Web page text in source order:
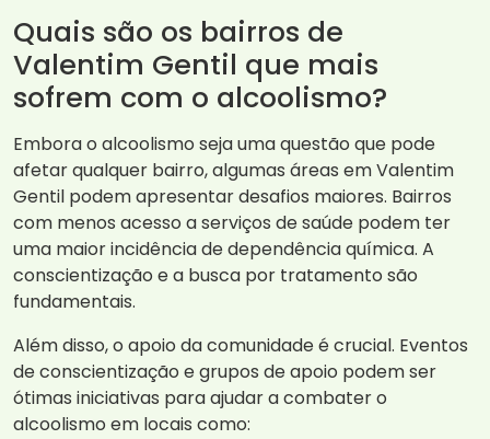
Quais são os bairros de
Valentim Gentil que mais
sofrem com o alcoolismo?
Embora o alcoolismo seja uma questão que pode
afetar qualquer bairro, algumas áreas em Valentim
Gentil podem apresentar desafios maiores. Bairros
com menos acesso a serviços de saúde podem ter
uma maior incidência de dependência química. A
conscientização e a busca por tratamento são
fundamentais.
Além disso, o apoio da comunidade é crucial. Eventos
de conscientização e grupos de apoio podem ser
ótimas iniciativas para ajudar a combater o
alcoolismo em locais como: